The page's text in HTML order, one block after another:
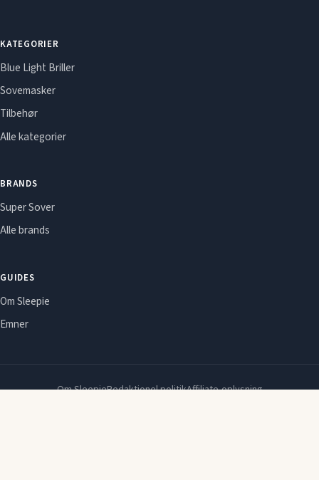
KATEGORIER
Blue Light Briller
Sovemasker
Tilbehør
Alle kategorier
BRANDS
Super Sover
Alle brands
GUIDES
Om Sleepie
Emner
Om SleepieRedaktionel politikAffiliate-oplysning